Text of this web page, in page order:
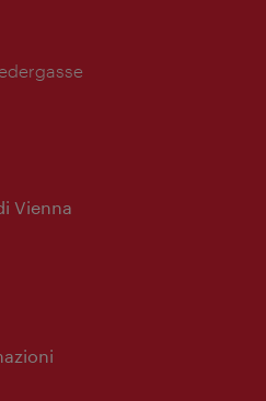
Vienna